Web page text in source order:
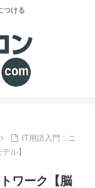
つける
IT用語入門：ニ
ル】
ワーク【脳